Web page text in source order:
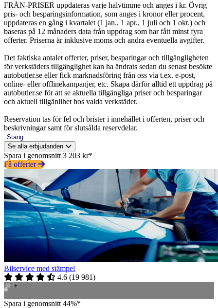
FRÅN-PRISER uppdateras varje halvtimme och anges i kr. Övrig
pris- och besparingsinformation, som anges i kronor eller procent,
uppdateras en gång i kvartalet (1 jan., 1 apr., 1 juli och 1 okt.) och
baseras på 12 månaders data från uppdrag som har fått minst fyra
offerter. Priserna är inklusive moms och andra eventuella avgifter.
Det faktiska antalet offerter, priser, besparingar och tillgängligheten
för verkstäders tillgänglighet kan ha ändrats sedan du senast besökte
autobutler.se eller fick marknadsföring från oss via t.ex. e-post,
online- eller offlinekampanjer, etc. Skapa därför alltid ett uppdrag på
autobutler.se för att se aktuella tillgängliga priser och besparingar
och aktuell tillgänlihet hos valda verkstäder.
Reservation tas för fel och brister i innehållet i offerten, priser och
beskrivningar samt för slutsålda reservdelar.
Stäng
Se alla erbjudanden
Spara i genomsnitt 3 203 kr*
Få offerter
Bilservice med stämpel
4.6 (19 981)
Spara i genomsnitt 44%*